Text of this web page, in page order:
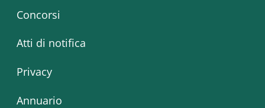
Concorsi
Atti di notifica
Privacy
Annuario